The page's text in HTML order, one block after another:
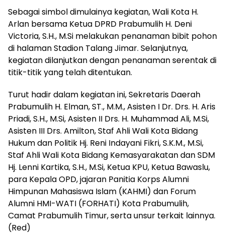
Sebagai simbol dimulainya kegiatan, Wali Kota H.
Arlan bersama Ketua DPRD Prabumulih H. Deni
Victoria, S.H., M.Si melakukan penanaman bibit pohon
di halaman Stadion Talang Jimar. Selanjutnya,
kegiatan dilanjutkan dengan penanaman serentak di
titik-titik yang telah ditentukan.
Turut hadir dalam kegiatan ini, Sekretaris Daerah
Prabumulih H. Elman, ST., M.M., Asisten I Dr. Drs. H. Aris
Priadi, S.H., M.Si, Asisten II Drs. H. Muhammad Ali, M.Si,
Asisten III Drs. Amilton, Staf Ahli Wali Kota Bidang
Hukum dan Politik Hj. Reni Indayani Fikri, S.K.M., M.Si,
Staf Ahli Wali Kota Bidang Kemasyarakatan dan SDM
Hj. Lenni Kartika, S.H., M.Si, Ketua KPU, Ketua Bawaslu,
para Kepala OPD, jajaran Panitia Korps Alumni
Himpunan Mahasiswa Islam (KAHMI) dan Forum
Alumni HMI-WATI (FORHATI) Kota Prabumulih,
Camat Prabumulih Timur, serta unsur terkait lainnya.
(Red)